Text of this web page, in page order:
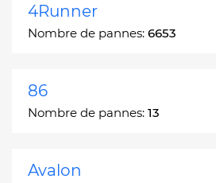
4Runner
Nombre de pannes: 6653
86
Nombre de pannes: 13
Avalon